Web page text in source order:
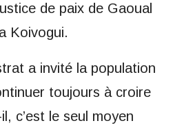
de paix de Gaoual
Koivogui.
a invité la population
toujours à croire
c’est le seul moyen